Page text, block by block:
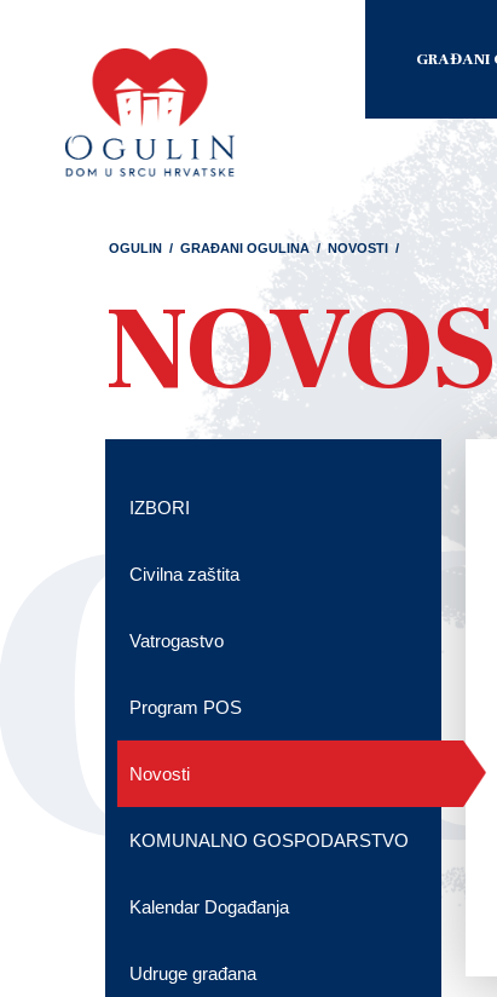
GRAĐANI
OGULIN / GRAĐANI OGULINA / NOVOSTI /
IZBORI
Civilna zaštita
Vatrogastvo
Program POS
Novosti
KOMUNALNO GOSPODARSTVO
Kalendar Događanja
Udruge građana